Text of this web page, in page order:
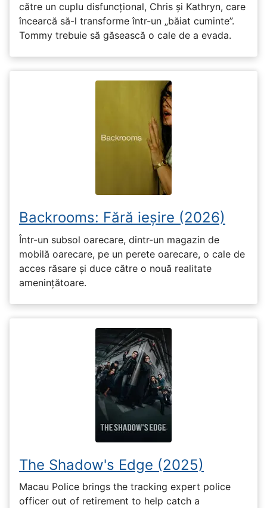
către un cuplu disfuncțional, Chris și Kathryn, care
încearcă să-l transforme într-un „băiat cuminte”.
Tommy trebuie să găsească o cale de a evada.
Backrooms: Fără ieșire (2026)
Într-un subsol oarecare, dintr-un magazin de
mobilă oarecare, pe un perete oarecare, o cale de
acces răsare și duce către o nouă realitate
amenințătoare.
The Shadow's Edge (2025)
Macau Police brings the tracking expert police
officer out of retirement to help catch a